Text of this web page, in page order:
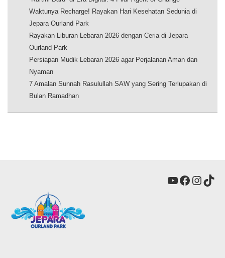
Waktunya Recharge! Rayakan Hari Kesehatan Sedunia di
Jepara Ourland Park
Rayakan Liburan Lebaran 2026 dengan Ceria di Jepara
Ourland Park
Persiapan Mudik Lebaran 2026 agar Perjalanan Aman dan
Nyaman
7 Amalan Sunnah Rasulullah SAW yang Sering Terlupakan di
Bulan Ramadhan
YouTube